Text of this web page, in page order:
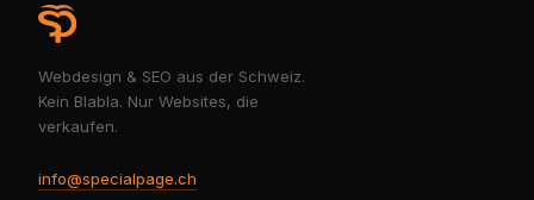
Webdesign & SEO aus der Schweiz.
Kein Blabla. Nur Websites, die
verkaufen.
info@specialpage.ch